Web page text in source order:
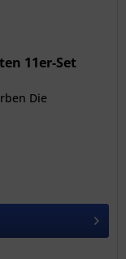
11er-Set
Die